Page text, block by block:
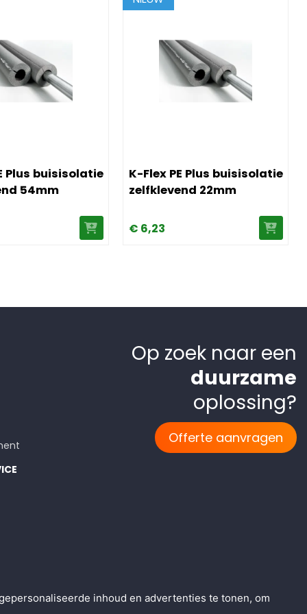
Plus buisisolatie
54mm
K-Flex PE Plus buisisolatie
zelfklevend 22mm
€ 6,23
Op zoek naar een
duurzame
oplossing?
Offerte aanvragen
inhoud en advertenties te tonen, om